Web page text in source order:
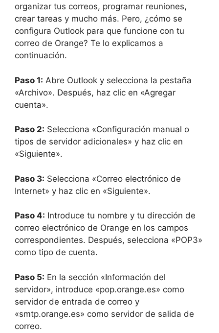
organizar tus correos, programar reuniones,
crear tareas y mucho más. Pero, ¿cómo se
configura Outlook para que funcione con tu
correo de Orange? Te lo explicamos a
continuación.
Paso 1: Abre Outlook y selecciona la pestaña
«Archivo». Después, haz clic en «Agregar
cuenta».
Paso 2: Selecciona «Configuración manual o
tipos de servidor adicionales» y haz clic en
«Siguiente».
Paso 3: Selecciona «Correo electrónico de
Internet» y haz clic en «Siguiente».
Paso 4: Introduce tu nombre y tu dirección de
correo electrónico de Orange en los campos
correspondientes. Después, selecciona «POP3»
como tipo de cuenta.
Paso 5: En la sección «Información del
servidor», introduce «pop.orange.es» como
servidor de entrada de correo y
«smtp.orange.es» como servidor de salida de
correo.